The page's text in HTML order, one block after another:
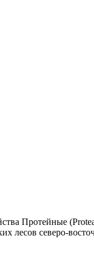
Протейные
лесов северо-